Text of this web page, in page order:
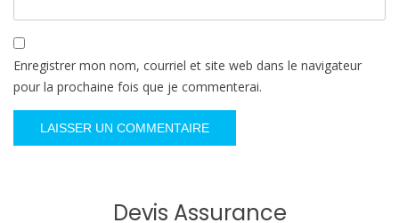
Enregistrer mon nom, courriel et site web dans le navigateur
pour la prochaine fois que je commenterai.
Devis Assurance